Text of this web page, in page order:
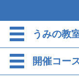
うみの教
開催コー